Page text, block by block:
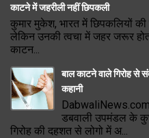
काटने में जहरीली नहीं छिपकली
कुमार मुकेश, भारत में छिपकलियों की
लेकिन उनकी त्वचा में जहर जरूर
काटन...
बाल काटने वाले गिरोह से
कहानी
डबवाली उपमंडल के
गिरोह की दहशत से लोगो में अ...